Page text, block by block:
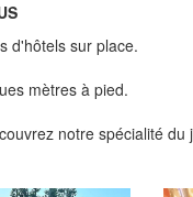
d'hôtels sur place.
mètres à pied.
notre spécialité